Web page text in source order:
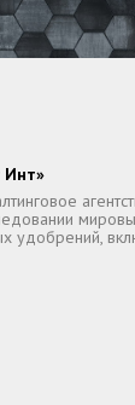
Инт»
удобрений,